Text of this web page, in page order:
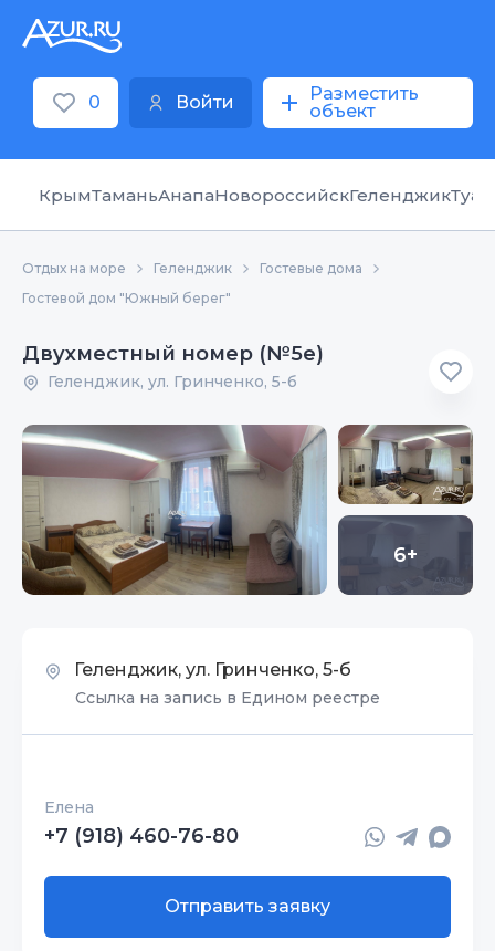
0 Войти
Разместить
объект
КрымТаманьАнапаНовороссийскГеленджик
Отдых на море Геленджик
Гостевые дома
Гостевой дом "Южный берег"
Двухместный номер (№5е)
Геленджик, ул. Гринченко, 5-б
6+
Геленджик, ул. Гринченко, 5-б
Ссылка на запись в Едином реестре
Елена
+7 (918) 460-76-80
Отправить заявку